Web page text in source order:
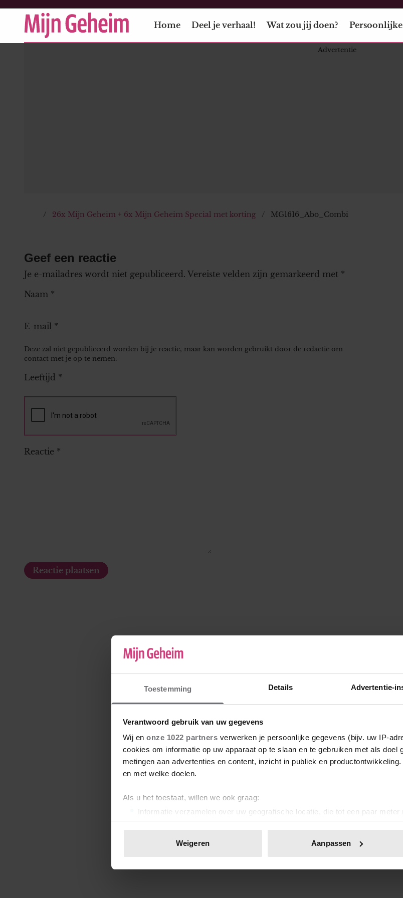
Toestemming Details Advertentie-
Verantwoord gebruik van uw gegevens
Wij en onze 1022 partners verwerken je persoonlijke gegevens (bijv. uw IP-
cookies om informatie op uw apparaat op te slaan en te gebruiken met als doel
metingen aan advertenties en content, inzicht in publiek en
en met welke doelen.
Als u het toestaat, willen we ook graag:
Informatie verzamelen over uw geografische locatie, die tot een paar meter
Uw apparaat identificeren door het actief te scannen op specifieke
toestemming op elk moment wijzigen of intrekken in de Cookieverklaring.
We gebruiken cookies om content en advertenties te personaliseren, om
websiteverkeer te analyseren. Ook delen we informatie over uw gebruik van
Weigeren Aanpassen
Home Deel je verhaal! Wat zou jij doen?
26x Mijn Geheim + 6x Mijn Geheim Special met korting MG1616_Abo_Combi
Geef een reactie
Je e-mailadres wordt niet gepubliceerd. Vereiste velden zijn gemarkeerd met *
Naam *
E-mail *
Deze zal niet gepubliceerd worden bij je reactie, maar kan worden gebruikt door de redactie om
contact met je op te nemen.
Leeftijd *
Reactie *